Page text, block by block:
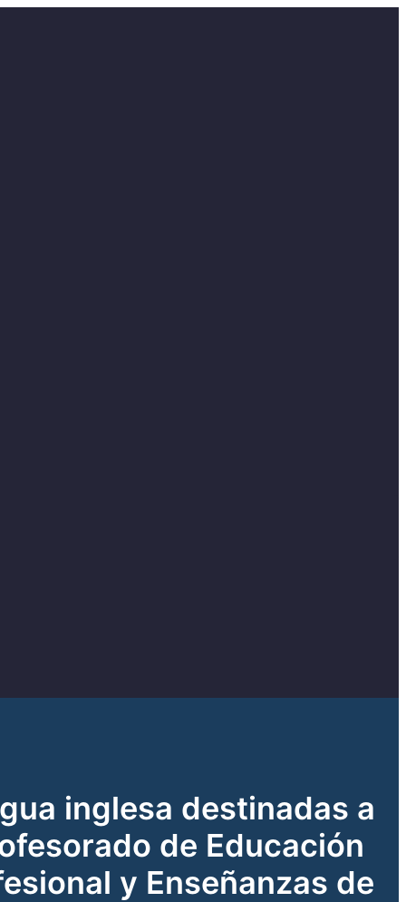
inglesa destinadas a
de Educación
y Enseñanzas de